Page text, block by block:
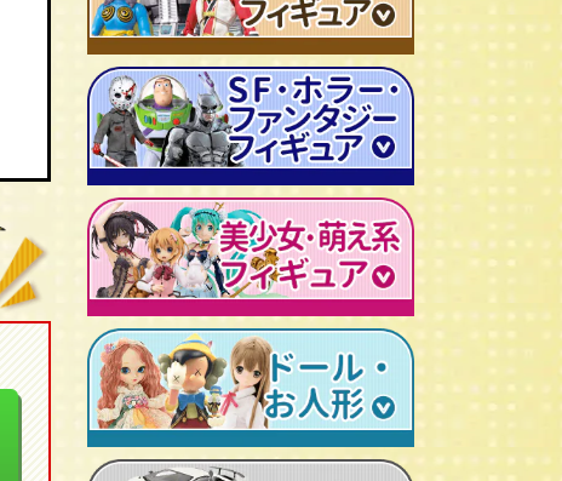
ジャンボマシンダー
キャラクター消しゴム
ビックリマンシール
ダイアクロン
変身サイボーグ
昭和レトロなミニカー
ミクロマン
レトロプラモデル
旧トランスフォーマー
ビンテージ セルロイド人形
仮面ライダーカード
マルサン/MARUSAN
ブルマァク/BULLMARK
ワンピース/ONE PIECE
聖闘士聖矢
キン肉マン
ドラゴンボール
北斗の拳
ルパン三世
鉄人28号
新世紀エヴァンゲリオン
AKIRA/アキラ
ドラゴンクエスト
ファイナルファンタジー/FF
P.O.P
仮面ライダー
ゴジラ
人造人間キカイダー
牙狼-GARO
機動戦士ガンダム
マジンガーＺ
ゲッターロボ
トランスフォーマー
マクロス
メタルヒーローシリーズ
スターウォーズ
プレデター/PREDATOR
エイリアン/ALIEN
ターミネーター
ロボコップ
バットマン
セーラームーン
魔法少女まどか☆マギカ